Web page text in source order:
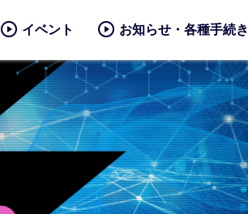
イベント お知らせ・各種手続き